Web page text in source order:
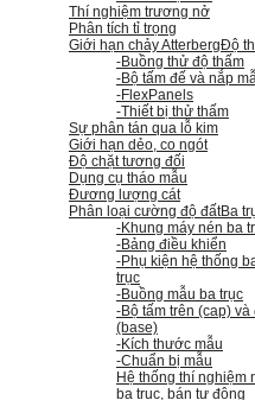
Thí nghiệm trương nở
Phân tích tỉ trọng
Giới hạn chảy AtterbergĐộ
-Buồng thử độ thấm
-Bộ tấm đế và nắp
-FlexPanels
-Thiết bị thử thấm
Sự phân tán qua lỗ kim
Giới hạn dẻo, co ngót
Độ chặt tương đối
Dụng cụ tháo mẫu
Đương lượng cát
Phân loại cường độ đấtBa
-Khung máy nén ba
-Bảng điều khiển
-Phụ kiện hệ thống
trục
-Buồng mẫu ba trục
-Bộ tấm trên (cap) và
(base)
-Kích thước mẫu
-Chuẩn bị mẫu
Hệ thống thí nghiệm
ba trục, bán tự động